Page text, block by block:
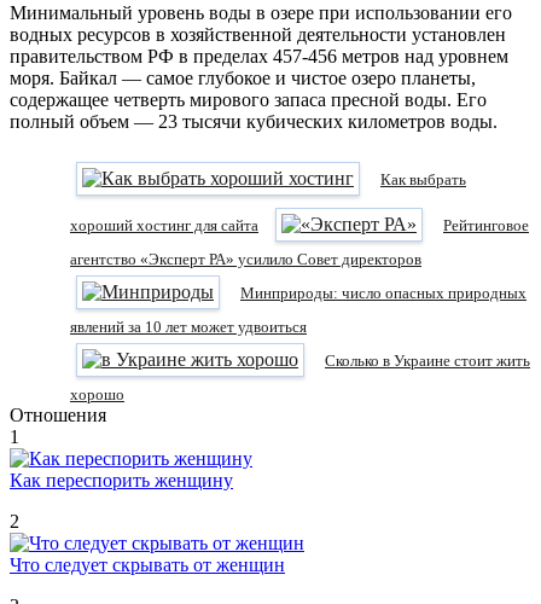
Минимальный уровень воды в озере при использовании его
водных ресурсов в хозяйственной деятельности установлен
правительством РФ в пределах 457-456 метров над уровнем
моря. Байкал — самое глубокое и чистое озеро планеты,
содержащее четверть мирового запаса пресной воды. Его
полный объем — 23 тысячи кубических километров воды.
Как выбрать
хороший хостинг для сайта
Рейтинговое
агентство «Эксперт РА» усилило Совет директоров
Минприроды: число опасных природных
явлений за 10 лет может удвоиться
Сколько в Украине стоит жить
хорошо
Отношения
1
Как переспорить женщину
2
Что следует скрывать от женщин